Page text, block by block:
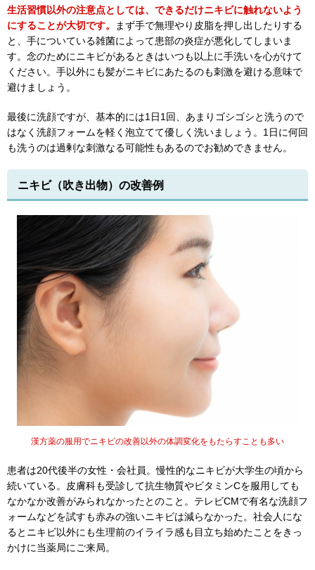
生活習慣以外の注意点としては、できるだけニキビに触れないよう
にすることが大切です。
まず手で無理やり皮脂を押し出したりする
と、手についている雑菌によって患部の炎症が悪化してしまいま
す。念のためにニキビがあるときはいつも以上に手洗いを心がけて
ください。手以外にも髪がニキビにあたるのも刺激を避ける意味で
避けましょう。
最後に洗顔ですが、基本的には1日1回、あまりゴシゴシと洗うので
はなく洗顔フォームを軽く泡立てて優しく洗いましょう。1日に何回
も洗うのは過剰な刺激なる可能性もあるのでお勧めできません。
ニキビ（吹き出物）の改善例
漢方薬の服用でニキビの改善以外の体調変化をもたらすことも多い
患者は20代後半の女性・会社員。慢性的なニキビが大学生の頃から
続いている。皮膚科も受診して抗生物質やビタミンCを服用しても
なかなか改善がみられなかったとのこと。テレビCMで有名な洗顔フ
ォームなどを試すも赤みの強いニキビは減らなかった。社会人にな
るとニキビ以外にも生理前のイライラ感も目立ち始めたことをきっ
かけに当薬局にご来局。